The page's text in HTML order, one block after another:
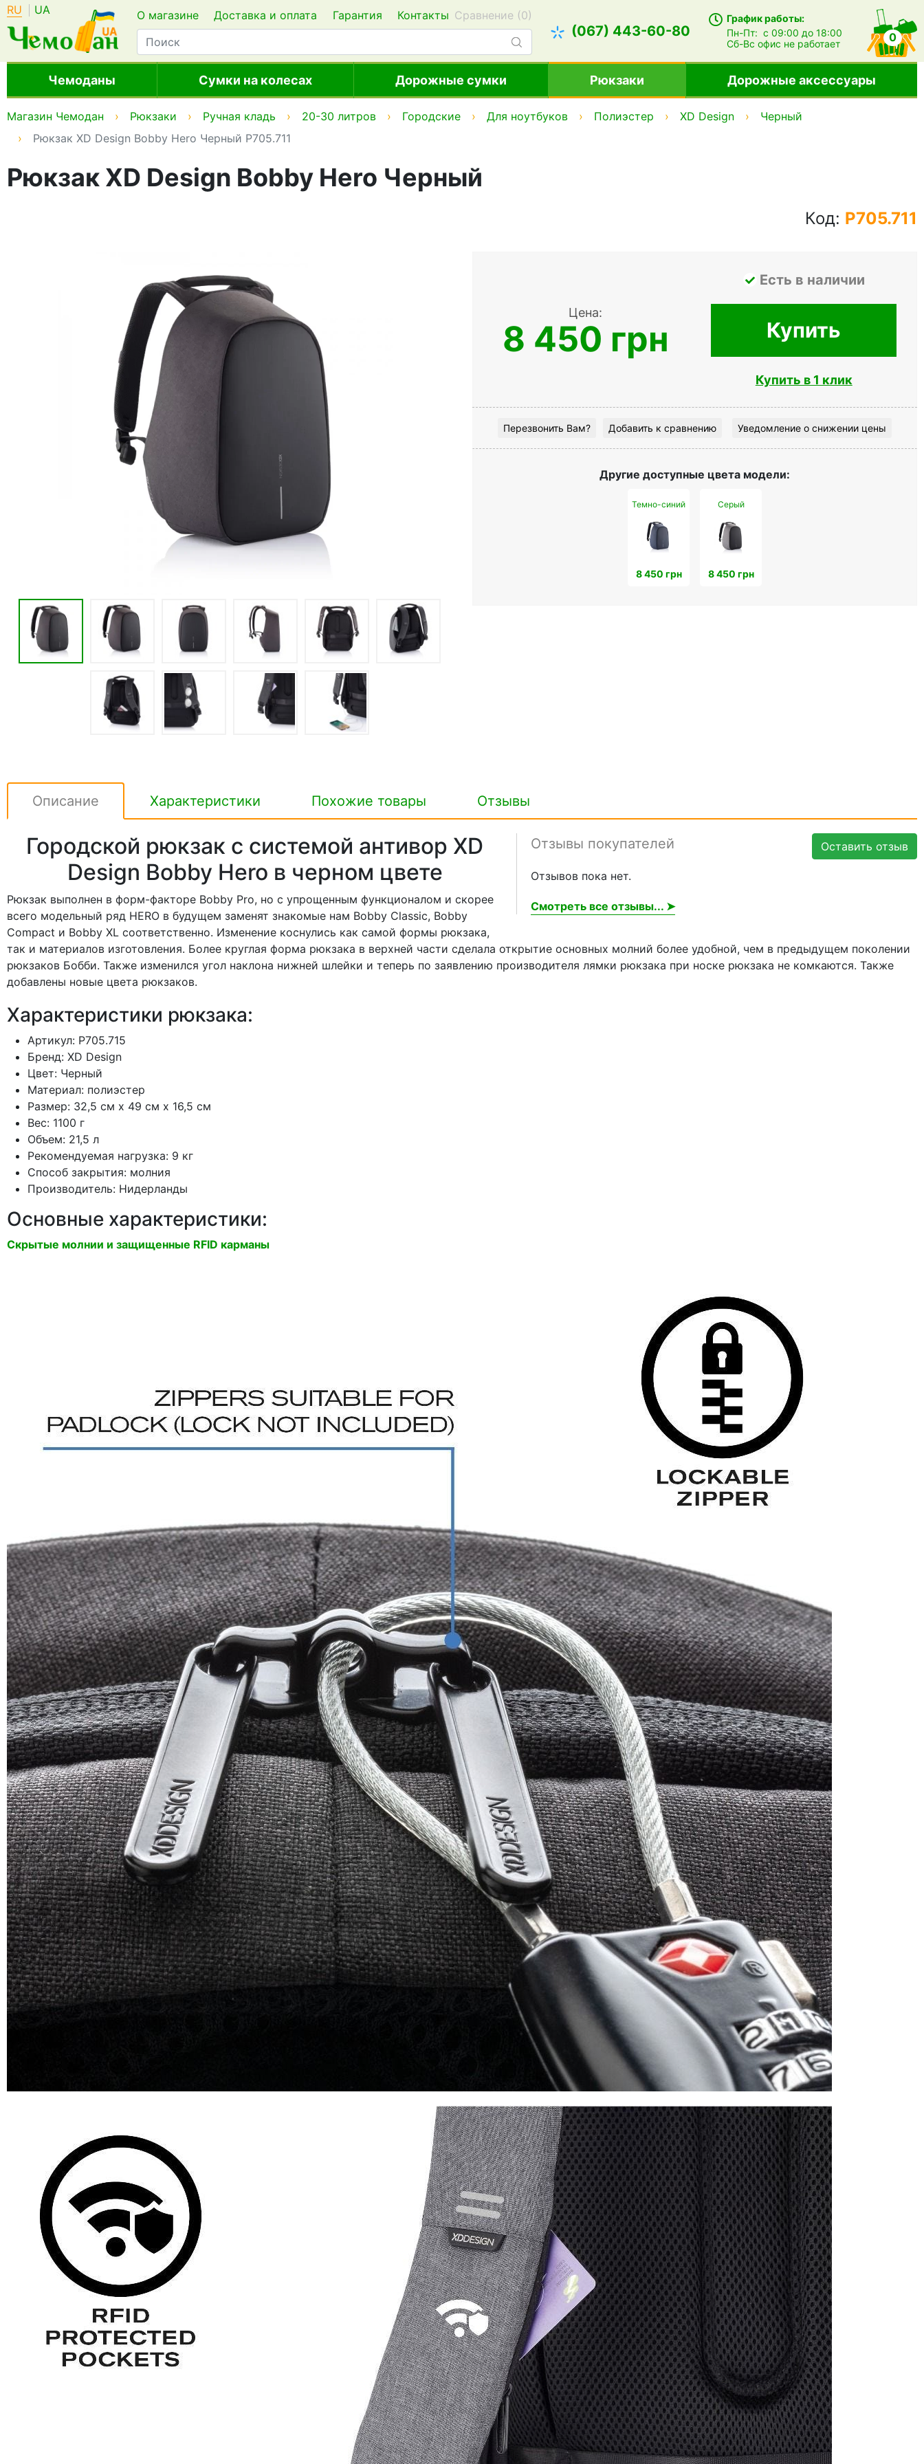
RU UA О магазине Доставка и оплата Гарантия Контакты Сравнение (0)
(067) 443-60-80
График работы:
Пн-Пт:с 09:00 до 18:00
Сб-Всофис не работает 0
Чемоданы Сумки на колесах Дорожные сумки Рюкзаки Дорожные аксессуары
Магазин Чемодан Рюкзаки Ручная кладь 20-30 литров Городские Для ноутбуков Полиэстер XD Design
Черный
Рюкзак XD Design Bobby Hero Черный P705.711
Рюкзак XD Design Bobby Hero Черный
Код: P705.711
Цена:
8 450 грн
Есть в наличии
Купить
Купить в 1 клик
Перезвонить Вам? Добавить к сравнению Уведомление о снижении цены
Другие доступные цвета модели:
Темно-синий
8 450 грн
Серый
8 450 грн
Описание Характеристики Похожие товары Отзывы
Оставить отзыв
Отзывы покупателей
Отзывов пока нет.
Смотреть все отзывы... ➤
Городской рюкзак с системой антивор XD
Design Bobby Hero в черном цвете
Рюкзак выполнен в форм-факторе Bobby Pro, но с упрощенным функционалом и скорее
всего модельный ряд HERO в будущем заменят знакомые нам Bobby Classic, Bobby
Compact и Bobby XL соответственно. Изменение коснулись как самой формы рюкзака,
так и материалов изготовления. Более круглая форма рюкзака в верхней части сделала открытие основных молний более удобной, чем в предыдущем поколении
рюкзаков Бобби. Также изменился угол наклона нижней шлейки и теперь по заявлению производителя лямки рюкзака при носке рюкзака не комкаются. Также
добавлены новые цвета рюкзаков.
Характеристики рюкзака:
Артикул: P705.715
Бренд: XD Design
Цвет: Черный
Материал: полиэстер
Размер: 32,5 см x 49 см x 16,5 см
Вес: 1100 г
Объем: 21,5 л
Рекомендуемая нагрузка: 9 кг
Способ закрытия: молния
Производитель: Нидерланды
Основные характеристики:
Скрытые молнии и защищенные RFID карманы